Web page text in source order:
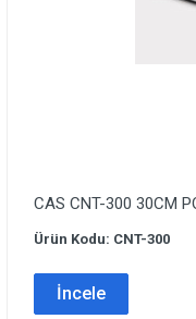
CAS CNT-300 30CM
Ürün Kodu: CNT-300
İncele